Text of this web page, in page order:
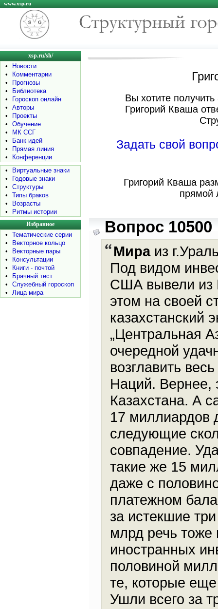
www.xsp.ru
xsp.ru/sh/
•
Новости
•
Комментарии
•
Прогнозы
•
Библиотека
•
Гороскоп онлайн
•
Авторы
•
Проекты
•
Обучение
•
МК ССГ
•
Банк идей
•
Прямая линия
•
Конференции
•
Виртуальные знаки
•
Годовые знаки
•
Структуры
•
Типы браков
•
Возрасты
•
Ритмы истории
Избранное
•
Тематические серии
•
Векторное кольцо
•
Векторные пары
•
Консультации
•
Книги - почтой
•
Брачный тест
•
Служебный гороскоп
•
Лица мира
Вы хотите
Григорий Кваша
Задать свой
Григорий Кваша
прямой
Вопрос 10500
Мираиз
Под видом
США вывели из
этом на своей
казахстанский
„Центральная
очередной
возглавить
Наций. Вернее,
Казахстана. А
17 миллиардов
следующие
совпадение.
такие же 15
даже с
платежном
за истекшие
млрд речь
иностранных
половиной
те, которые
Ушли всего за